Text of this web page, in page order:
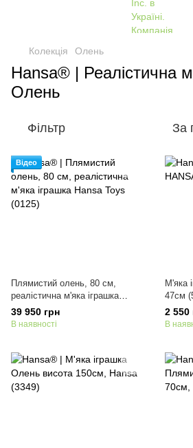
Колекція Олень
Hansa® | Реалістична
Олень
Фільтр За
Відео
Плямистий олень, 80 см,
реалістична м'яка іграшка
Hansa Toys (0125)
39 950 грн
В наявності
М'яка
47см
2 550
В